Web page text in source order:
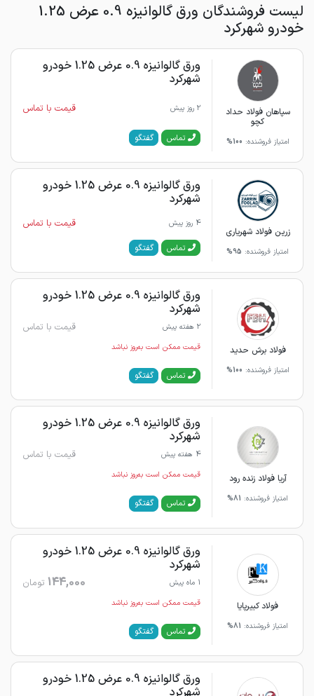
لیست فروشندگان ورق گالوانیزه 0.9 عرض 1.25
خودرو شهرکرد
سپاهان فولاد حداد
کچو
امتیاز فروشنده: 100%
ورق گالوانیزه 0.9 عرض 1.25 خودرو
شهرکرد
2 روز پیش قیمت با تماس
تماس گفتگو
زرین فولاد شهریاری
امتیاز فروشنده: 95%
ورق گالوانیزه 0.9 عرض 1.25 خودرو
شهرکرد
4 روز پیش قیمت با تماس
تماس گفتگو
فولاد برش حدید
امتیاز فروشنده: 100%
ورق گالوانیزه 0.9 عرض 1.25 خودرو
شهرکرد
2 هفته پیش قیمت با تماس
قیمت ممکن است به‌روز نباشد
تماس گفتگو
آریا فولاد زنده رود
امتیاز فروشنده: 81%
ورق گالوانیزه 0.9 عرض 1.25 خودرو
شهرکرد
4 هفته پیش قیمت با تماس
قیمت ممکن است به‌روز نباشد
تماس گفتگو
فولاد کبیرپایا
امتیاز فروشنده: 81%
ورق گالوانیزه 0.9 عرض 1.25 خودرو
شهرکرد
1 ماه پیش 144,000 تومان
قیمت ممکن است به‌روز نباشد
تماس گفتگو
ورق گالوانیزه 0.9 عرض 1.25 خودرو
شهرکرد